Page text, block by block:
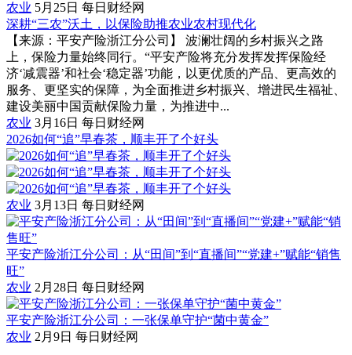
农业 5月25日 每日财经网
深耕“三农”沃土，以保险助推农业农村现代化
【来源：平安产险浙江分公司】 波澜壮阔的乡村振兴之路
上，保险力量始终同行。“平安产险将充分发挥发挥保险经
济‘减震器’和社会‘稳定器’功能，以更优质的产品、更高效的
服务、更坚实的保障，为全面推进乡村振兴、增进民生福祉、
建设美丽中国贡献保险力量，为推进中...
农业 3月16日 每日财经网
2026如何“追”早春茶，顺丰开了个好头
农业 3月13日 每日财经网
平安产险浙江分公司：从“田间”到“直播间”“党建+”赋能“销售
旺”
农业 2月28日 每日财经网
平安产险浙江分公司：一张保单守护“菌中黄金”
农业 2月9日 每日财经网